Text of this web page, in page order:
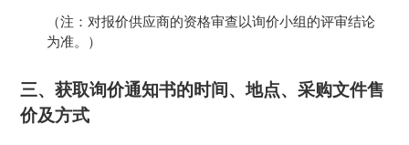
（注：对报价供应商的资格审查以询价小组的评审结论
为准。）
三、获取询价通知书的时间、地点、采购文件售
价及方式